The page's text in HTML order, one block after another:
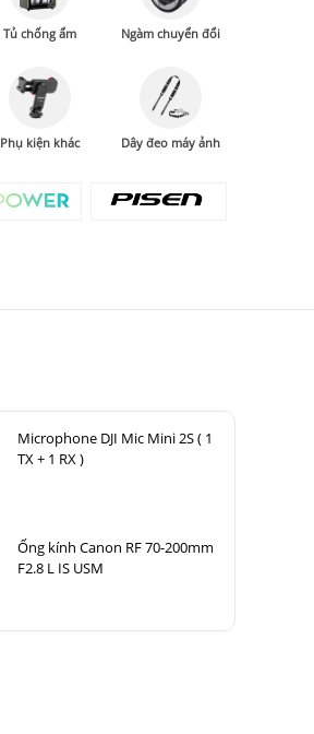
Tủ chống ẩm Ngàm chuyển đổi
Phụ kiện khác Dây đeo máy ảnh
Microphone DJI Mic Mini 2S ( 1
TX + 1 RX )
Ống kính Canon RF 70-200mm
F2.8 L IS USM